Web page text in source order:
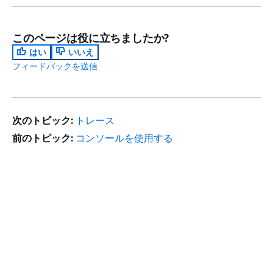
このページは役に立ちましたか?
はい
いいえ
フィードバックを送信
次のトピック: トレース
前のトピック: コンソールを使用する